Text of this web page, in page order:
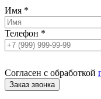
Имя *
Телефон *
Согласен с обработкой